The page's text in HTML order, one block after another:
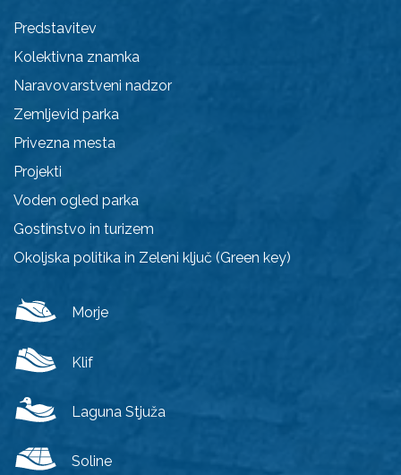
Predstavitev
Kolektivna znamka
Naravovarstveni nadzor
Zemljevid parka
Privezna mesta
Projekti
Voden ogled parka
Gostinstvo in turizem
Okoljska politika in Zeleni ključ (Green key)
Morje
Klif
Laguna Stjuža
Soline